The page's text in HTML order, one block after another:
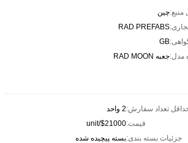
چين
RAD PREFABS
GB
مدل:جعبه RAD MOON
تعداد سفارش:2 واحد
قیمت:$21000/unit
جزئیات بسته بندی:بسته پیچیده شده